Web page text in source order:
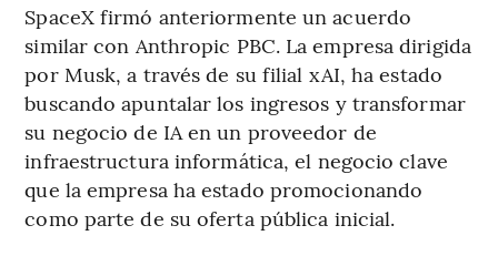
SpaceX firmó anteriormente un acuerdo
similar con Anthropic PBC. La empresa dirigida
por Musk, a través de su filial xAI, ha estado
buscando apuntalar los ingresos y transformar
su negocio de IA en un proveedor de
infraestructura informática, el negocio clave
que la empresa ha estado promocionando
como parte de su oferta pública inicial.